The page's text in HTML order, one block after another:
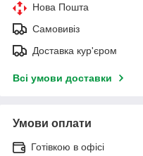
Нова Пошта
Самовивіз
Доставка кур'єром
Всі умови доставки
Умови оплати
Готівкою в офісі